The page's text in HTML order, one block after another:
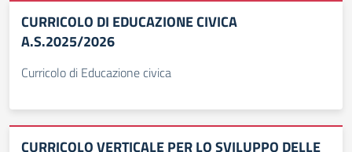
CURRICOLO DI EDUCAZIONE CIVICA
A.S.2025/2026
Curricolo di Educazione civica
CURRICOLO VERTICALE PER LO SVILUPPO DELLE